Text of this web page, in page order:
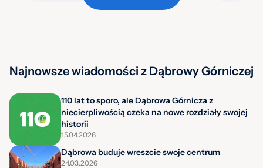
Najnowsze wiadomości z Dąbrowy Górniczej
110 lat to sporo, ale Dąbrowa Górnicza z
niecierpliwością czeka na nowe rozdziały swojej
historii
15.04.2026
Dąbrowa buduje wreszcie swoje centrum
24.03.2026